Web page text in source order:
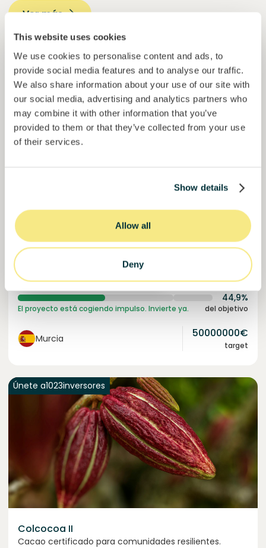
This website uses cookies
We use cookies to personalise content and ads, to
provide social media features and to analyse our traffic.
We also share information about your use of our site with
our social media, advertising and analytics partners who
may combine it with other information that you’ve
provided to them or that they’ve collected from your use
of their services.
Show details
Allow all
Deny
Ver más
Únete a1871inversores
Eliminación de carbono a través de la regeneración de
Sistemas agroalimentarios
44,9%
El proyecto está cogiendo impulso. Invierte ya. del objetivo
Murcia 50000000€
target
Únete a1023inversores
Colcocoa II
Cacao certificado para comunidades resilientes.